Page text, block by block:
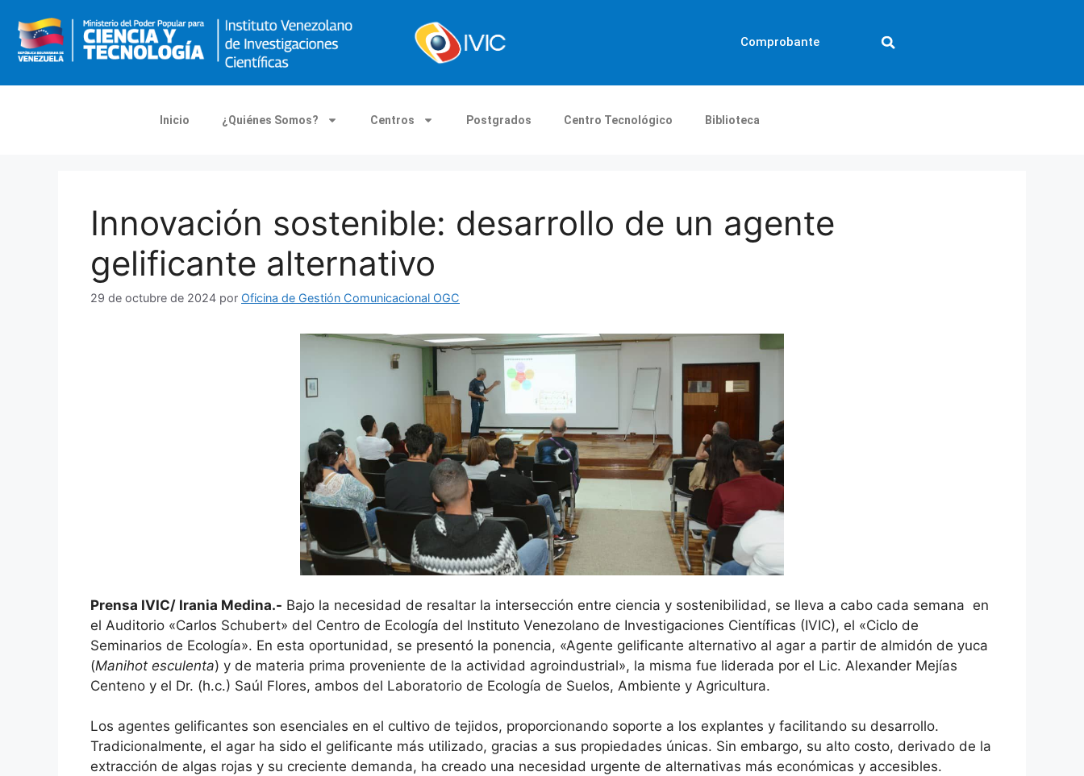
Comprobante
Inicio ¿Quiénes Somos? Centros Postgrados Centro Tecnológico Biblioteca
Innovación sostenible: desarrollo de un agente
gelificante alternativo
29 de octubre de 2024 por Oficina de Gestión Comunicacional OGC
Prensa IVIC/ Irania Medina.- Bajo la necesidad de resaltar la intersección entre ciencia y sostenibilidad, se lleva a cabo cada semana en
el Auditorio «Carlos Schubert» del Centro de Ecología del Instituto Venezolano de Investigaciones Científicas (IVIC), el «Ciclo de
Seminarios de Ecología». En esta oportunidad, se presentó la ponencia, «Agente gelificante alternativo al agar a partir de almidón de yuca
(Manihot esculenta) y de materia prima proveniente de la actividad agroindustrial», la misma fue liderada por el Lic. Alexander Mejías
Centeno y el Dr. (h.c.) Saúl Flores, ambos del Laboratorio de Ecología de Suelos, Ambiente y Agricultura.
Los agentes gelificantes son esenciales en el cultivo de tejidos, proporcionando soporte a los explantes y facilitando su desarrollo.
Tradicionalmente, el agar ha sido el gelificante más utilizado, gracias a sus propiedades únicas. Sin embargo, su alto costo, derivado de la
extracción de algas rojas y su creciente demanda, ha creado una necesidad urgente de alternativas más económicas y accesibles.